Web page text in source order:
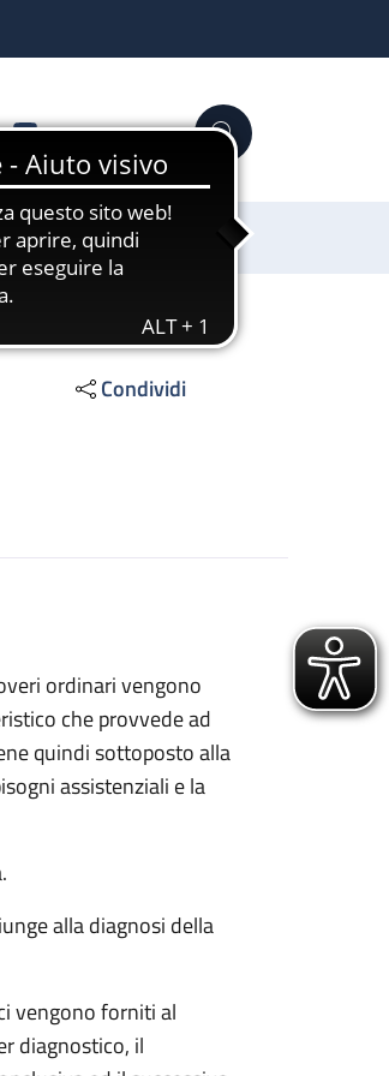
YouTube Cerca
Condividi
ordinari vengono
che provvede ad
quindi sottoposto alla
assistenziali e la
alla diagnosi della
vengono forniti al
diagnostico, il